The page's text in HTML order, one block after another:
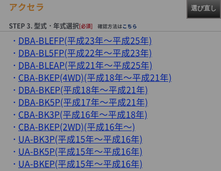
アクセラ 選び直し
STEP 3. 型式・年式選択[必須] 確認方法はこちら
DBA-BLEFP(平成23年～平成25年)
DBA-BL5FP(平成22年～平成23年)
DBA-BLEAP(平成21年～平成25年)
CBA-BKEP(4WD)(平成18年～平成21年)
DBA-BKEP(平成18年～平成21年)
DBA-BK5P(平成17年～平成21年)
CBA-BK3P(平成16年～平成18年)
CBA-BKEP(2WD)(平成16年～)
UA-BK3P(平成15年～平成16年)
UA-BK5P(平成15年～平成16年)
UA-BKEP(平成15年～平成16年)